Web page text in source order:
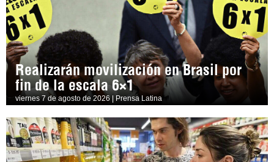
Realizarán movilización en Brasil por
fin de la escala 6×1
viernes 7 de agosto de 2026 | Prensa Latina